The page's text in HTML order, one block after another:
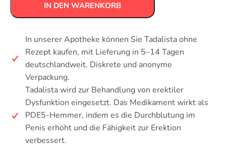
IN DEN WARENKORB
In unserer Apotheke können Sie Tadalista ohne
Rezept kaufen, mit Lieferung in 5–14 Tagen
deutschlandweit. Diskrete und anonyme
Verpackung.
Tadalista wird zur Behandlung von erektiler
Dysfunktion eingesetzt. Das Medikament wirkt als
PDE5-Hemmer, indem es die Durchblutung im
Penis erhöht und die Fähigkeit zur Erektion
verbessert.